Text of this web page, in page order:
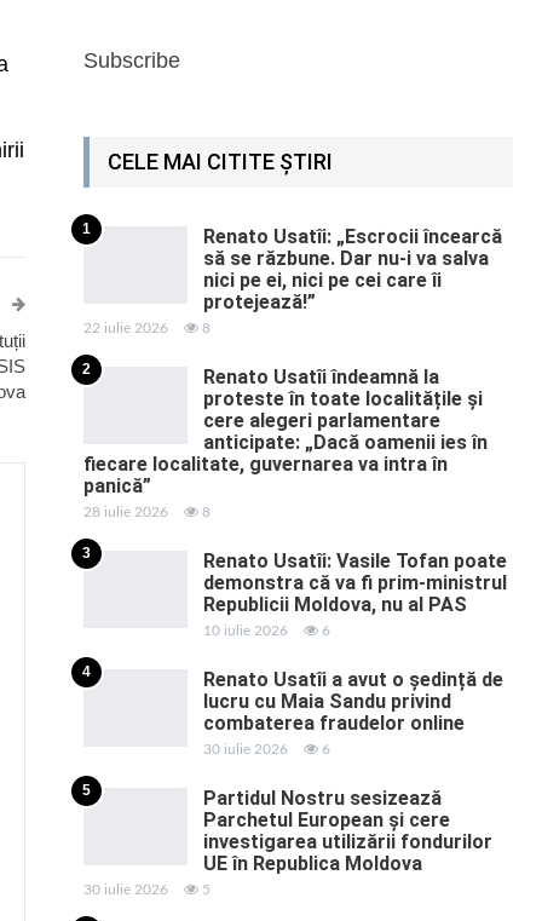
Subscribe
CELE MAI CITITE ȘTIRI
1
Renato Usatîi: „Escrocii încearcă
să se răzbune. Dar nu-i va salva
nici pe ei, nici pe cei care îi
protejează!”
22 iulie 2026 8
2
Renato Usatîi îndeamnă la
proteste în toate localitățile și
cere alegeri parlamentare
anticipate: „Dacă oamenii ies în
fiecare localitate, guvernarea va intra în
panică”
28 iulie 2026 8
3
Renato Usatîi: Vasile Tofan poate
demonstra că va fi prim-ministrul
Republicii Moldova, nu al PAS
10 iulie 2026 6
4
Renato Usatîi a avut o ședință de
lucru cu Maia Sandu privind
combaterea fraudelor online
30 iulie 2026 6
5
Partidul Nostru sesizează
Parchetul European și cere
investigarea utilizării fondurilor
UE în Republica Moldova
30 iulie 2026 5